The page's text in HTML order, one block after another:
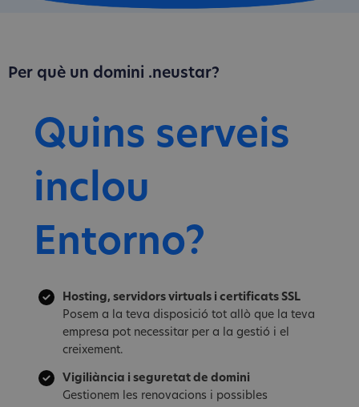
Per què un domini .neustar?
Quins serveis
inclou
Entorno?
Hosting, servidors virtuals i certificats SSL
Posem a la teva disposició tot allò que la teva
empresa pot necessitar per a la gestió i el
creixement.
Vigiliància i seguretat de domini
Gestionem les renovacions i possibles